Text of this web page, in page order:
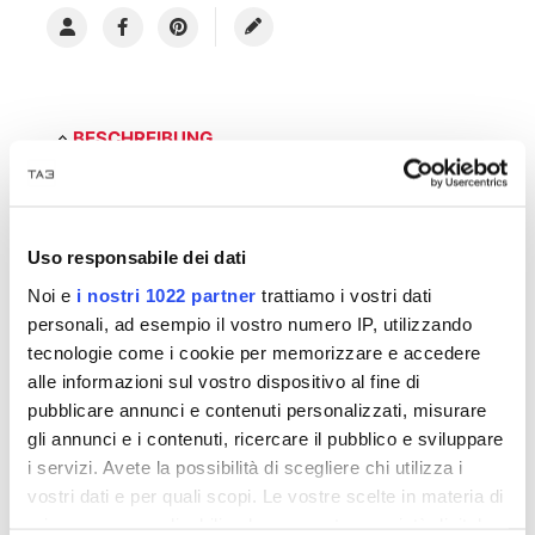
Uso responsabile dei dati
Noi e i nostri 1022 partner trattiamo i vostri dati
personali, ad esempio il vostro numero IP, utilizzando
tecnologie come i cookie per memorizzare e accedere
alle informazioni sul vostro dispositivo al fine di
pubblicare annunci e contenuti personalizzati, misurare
gli annunci e i contenuti, ricercare il pubblico e sviluppare
i servizi. Avete la possibilità di scegliere chi utilizza i
vostri dati e per quali scopi. Le vostre scelte in materia di
BESCHREIBUNG
Clubs, Catering und Bankette, Hotels, Büros,
Wohnumgebungen und andere
Mehrzweckzwecke.
Gesteppte Rückenlehne und Sitz aus PU-Öko-
Leder in den Farben Grün / Schwarz /
Dunkelbraun.
Erhältlich in 2 Versionen: Nur gesteppter oder
vollständig gesteppter Rücken.
Auf Anfrage: Rahmen in anderen Farben / Pu